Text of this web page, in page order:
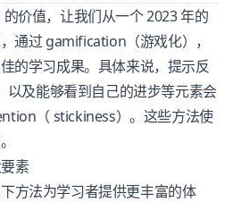
价值，让我们从一个 2023 年的
通过 gamification（游戏化），
的学习成果。具体来说，提示反
及能够看到自己的进步等元素会
（ stickiness）。这些方法使
素
方法为学习者提供更丰富的体